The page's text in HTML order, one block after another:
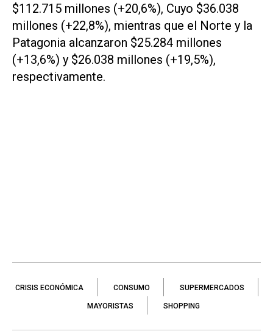
$112.715 millones (+20,6%), Cuyo $36.038
millones (+22,8%), mientras que el Norte y la
Patagonia alcanzaron $25.284 millones
(+13,6%) y $26.038 millones (+19,5%),
respectivamente.
CRISIS ECONÓMICA CONSUMO SUPERMERCADOS
MAYORISTAS SHOPPING